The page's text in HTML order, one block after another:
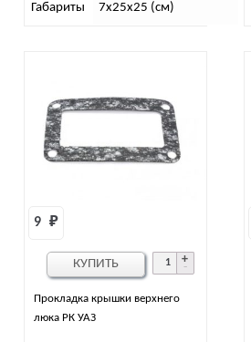
Габариты 7х25х25 (см)
Прокладка крышки верхнего
люка РК УАЗ
9 ₽
КУПИТЬ